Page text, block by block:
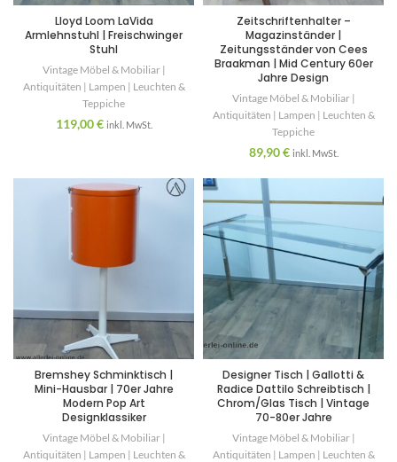
Lloyd Loom LaVida
Armlehnstuhl | Freischwinger
Stuhl
Vintage Möbel & Mobiliar |
Antiquitäten | Lampen | Leuchten &
Teppiche
119,00€ inkl. MwSt.
Zeitschriftenhalter –
Magazinständer |
Zeitungsständer von Cees
Braakman | Mid Century 60er
Jahre Design
Vintage Möbel & Mobiliar |
Antiquitäten | Lampen | Leuchten &
Teppiche
89,90€ inkl. MwSt.
Bremshey Schminktisch |
Mini-Hausbar | 70er Jahre
Modern Pop Art
Designklassiker
Vintage Möbel & Mobiliar |
Antiquitäten | Lampen | Leuchten &
Designer Tisch | Gallotti &
Radice Dattilo Schreibtisch |
Chrom/Glas Tisch | Vintage
70-80er Jahre
Vintage Möbel & Mobiliar |
Antiquitäten | Lampen | Leuchten &